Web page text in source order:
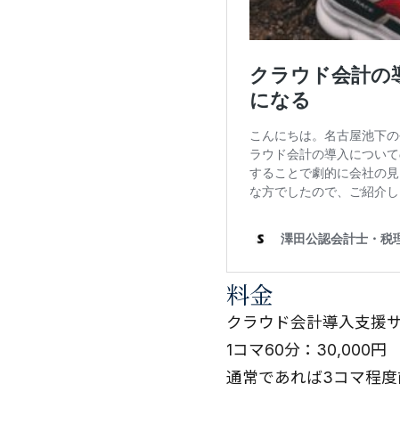
料金
クラウド会計導入支援
1コマ60分：30,000円
通常であれば3コマ程度